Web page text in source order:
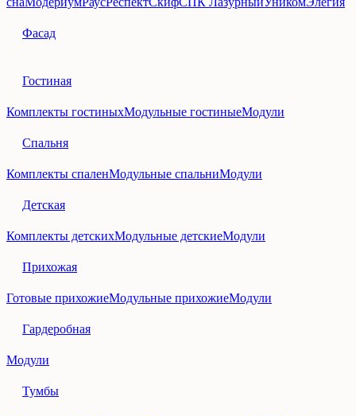
Фасад
Гостиная
Комплекты гостиныхМодульные гостиныеМодули
Спальня
Комплекты спаленМодульные спальниМодули
Детская
Комплекты детскихМодульные детскиеМодули
Прихожая
Готовые прихожиеМодульные прихожиеМодули
Гардеробная
Модули
Тумбы